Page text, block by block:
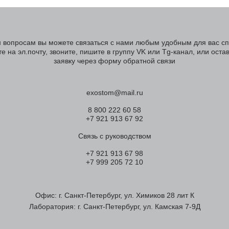
вопросам вы можете связаться с нами любым удобным для вас
на эл.почту, звоните, пишите в группу VK или Tg-канал, или
заявку через форму обратной связи
exostom@mail.ru
8 800 222 60 58
+7 921 913 67 92
Связь с руководством
+7 921 913 67 98
+7 999 205 72 10
Офис: г. Санкт-Петербург, ул. Химиков 28 лит К
Лаборатория: г. Санкт-Петербург, ул. Камская 7-9Д